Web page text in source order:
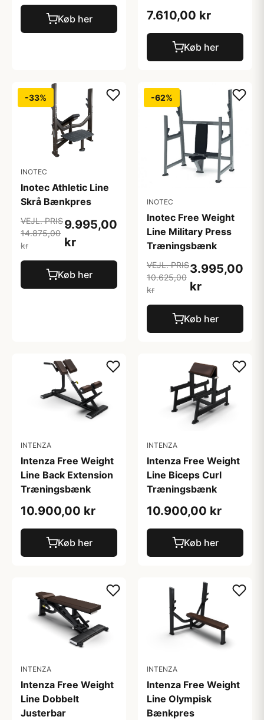
Køb her 7.610,00 kr
Køb her
-33%
INOTEC
Inotec Athletic Line
Skrå Bænkpres
VEJL. PRIS
14.875,00
kr
9.995,00
kr
Køb her
-62%
INOTEC
Inotec Free Weight
Line Military Press
Træningsbænk
VEJL. PRIS
10.625,00
kr
3.995,00
kr
Køb her
INTENZA
Intenza Free Weight
Line Back Extension
Træningsbænk
10.900,00 kr
Køb her
INTENZA
Intenza Free Weight
Line Biceps Curl
Træningsbænk
10.900,00 kr
Køb her
INTENZA
Intenza Free Weight
Line Dobbelt
Justerbar
INTENZA
Intenza Free Weight
Line Olympisk
Bænkpres